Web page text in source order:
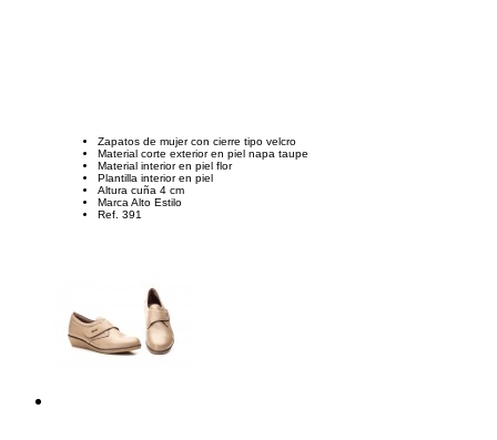
Zapatos de mujer con cierre tipo velcro
Material corte exterior en piel napa taupe
Material interior en piel flor
Plantilla interior en piel
Altura cuña 4 cm
Marca Alto Estilo
Ref. 391